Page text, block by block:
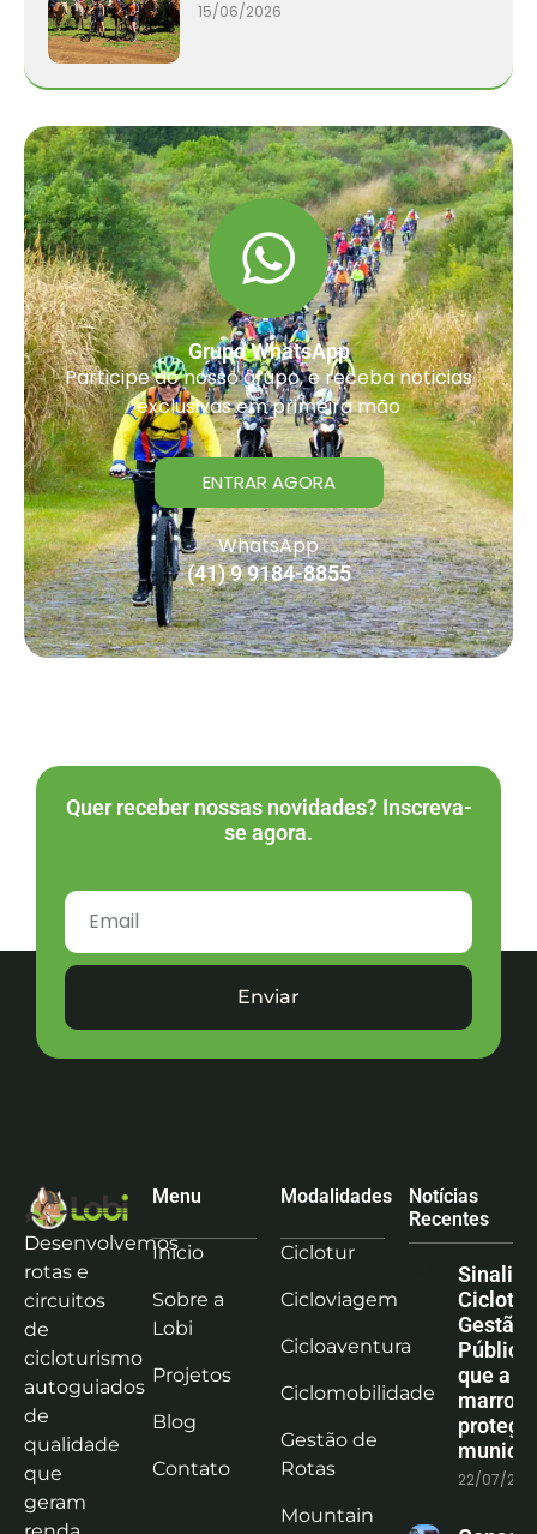
15/06/2026
Grupo WhatsApp
Participe do nosso grupo, e receba noticias
exclusivas em primeira mão
ENTRAR AGORA
WhatsApp
(41) 9 9184-8855
Quer receber nossas novidades? Inscreva-
se agora.
Enviar
Desenvolvemos
rotas e
circuitos
de
cicloturismo
autoguiados
de
qualidade
que
geram
Menu
Início
Sobre a
Lobi
Projetos
Blog
Contato
Modalidades
Ciclotur
Cicloviagem
Cicloaventura
Ciclomobilidade
Gestão de
Rotas
Mountain
Notícias
Recentes
Gestão
que a
marrom
protege
22/07/